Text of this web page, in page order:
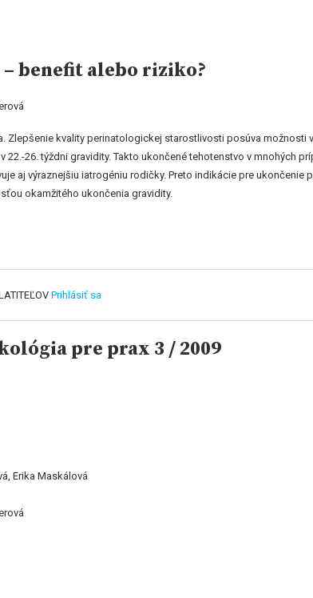
benefit alebo riziko?
Zlepšenie kvality perinatologickej starostlivosti posúva
26. týždni gravidity. Takto ukončené tehotenstvo v mnohých
aj výraznejšiu iatrogéniu rodičky. Preto indikácie pre
okamžitého ukončenia gravidity.
Prihlásiť sa
pre prax 3 / 2009
Erika Maskálová